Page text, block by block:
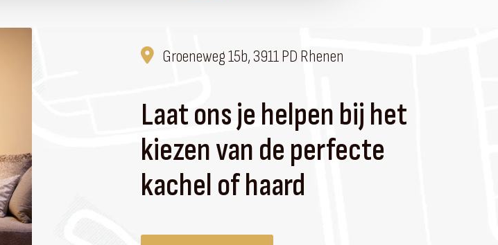
Groeneweg 15b, 3911 PD Rhenen
Laat ons je helpen bij het
kiezen van de perfecte
kachel of haard